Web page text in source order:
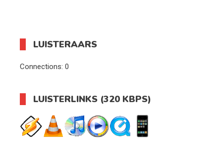
LUISTERAARS
Connections: 0
LUISTERLINKS (320 KBPS)